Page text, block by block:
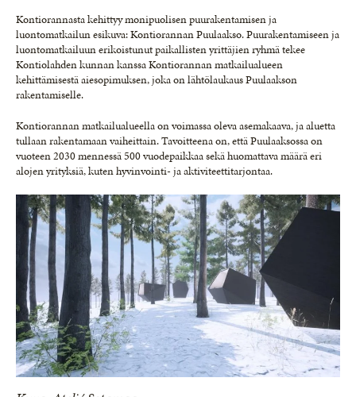
Kontiorannasta kehittyy monipuolisen puurakentamisen ja
luontomatkailun esikuva: Kontiorannan Puulaakso. Puurakentamiseen ja
luontomatkailuun erikoistunut paikallisten yrittäjien ryhmä tekee
Kontiolahden kunnan kanssa Kontiorannan matkailualueen
kehittämisestä aiesopimuksen, joka on lähtölaukaus Puulaakson
rakentamiselle.
Kontiorannan matkailualueella on voimassa oleva asemakaava, ja aluetta
tullaan rakentamaan vaiheittain. Tavoitteena on, että Puulaaksossa on
vuoteen 2030 mennessä 500 vuodepaikkaa sekä huomattava määrä eri
alojen yrityksiä, kuten hyvinvointi- ja aktiviteettitarjontaa.